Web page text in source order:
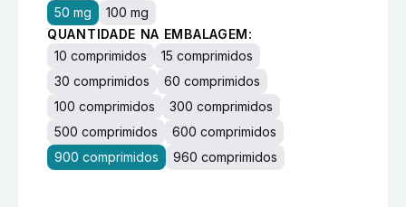
50 mg
100 mg
QUANTIDADE NA EMBALAGEM:
10 comprimidos
15 comprimidos
30 comprimidos
60 comprimidos
100 comprimidos
300 comprimidos
500 comprimidos
600 comprimidos
900 comprimidos
960 comprimidos